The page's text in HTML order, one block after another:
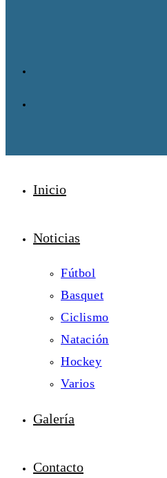
Inicio
Noticias
Fútbol
Basquet
Ciclismo
Natación
Hockey
Varios
Galería
Contacto